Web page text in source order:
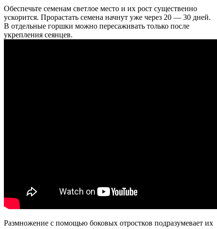
Обеспечьте семенам светлое место и их рост существенно
ускорится. Прорастать семена начнут уже через 20 — 30 дней.
В отдельные горшки можно пересаживать только после
укрепления сеянцев.
Размножение с помощью боковых отростков подразумевает их